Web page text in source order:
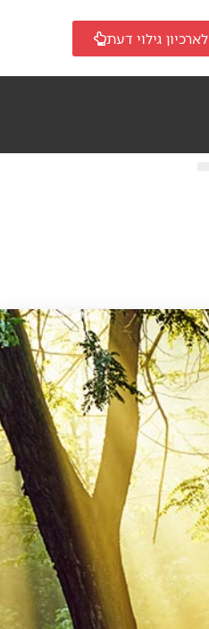
לארכיון גילוי דעת